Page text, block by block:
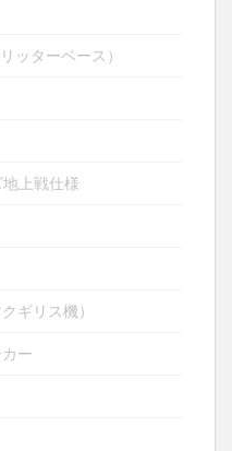
ッターベース）
上戦仕様
ギリス機）
ー